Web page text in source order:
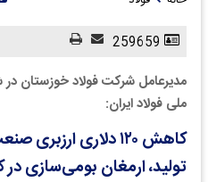
مدیرعامل شرکت فولاد خوزستان
ملی فولاد ایران:
کاهش ۱۲۰ دلاری
تولید، ارمغان بومی‌سازی